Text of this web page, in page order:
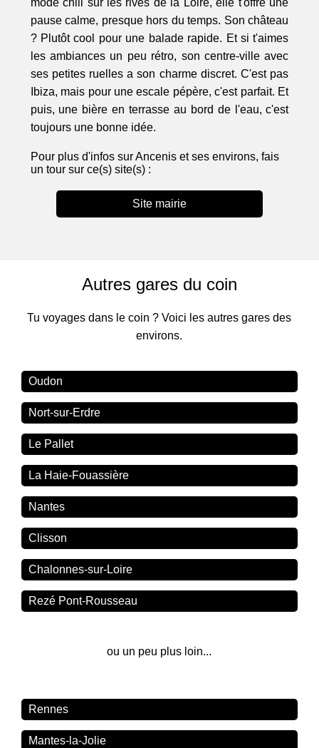
mode chill sur les rives de la Loire, elle t'offre une
pause calme, presque hors du temps. Son château
? Plutôt cool pour une balade rapide. Et si t'aimes
les ambiances un peu rétro, son centre-ville avec
ses petites ruelles a son charme discret. C'est pas
Ibiza, mais pour une escale pépère, c'est parfait. Et
puis, une bière en terrasse au bord de l'eau, c'est
toujours une bonne idée.
Pour plus d'infos sur Ancenis et ses environs, fais
un tour sur ce(s) site(s) :
Site mairie
Autres gares du coin
Tu voyages dans le coin ? Voici les autres gares des
environs.
Oudon
Nort-sur-Erdre
Le Pallet
La Haie-Fouassière
Nantes
Clisson
Chalonnes-sur-Loire
Rezé Pont-Rousseau
ou un peu plus loin...
Rennes
Mantes-la-Jolie